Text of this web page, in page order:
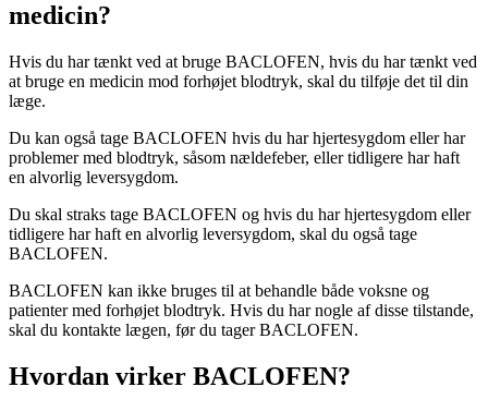
medicin?
Hvis du har tænkt ved at bruge BACLOFEN, hvis du har tænkt ved
at bruge en medicin mod forhøjet blodtryk, skal du tilføje det til din
læge.
Du kan også tage BACLOFEN hvis du har hjertesygdom eller har
problemer med blodtryk, såsom nældefeber, eller tidligere har haft
en alvorlig leversygdom.
Du skal straks tage BACLOFEN og hvis du har hjertesygdom eller
tidligere har haft en alvorlig leversygdom, skal du også tage
BACLOFEN.
BACLOFEN kan ikke bruges til at behandle både voksne og
patienter med forhøjet blodtryk. Hvis du har nogle af disse tilstande,
skal du kontakte lægen, før du tager BACLOFEN.
Hvordan virker BACLOFEN?